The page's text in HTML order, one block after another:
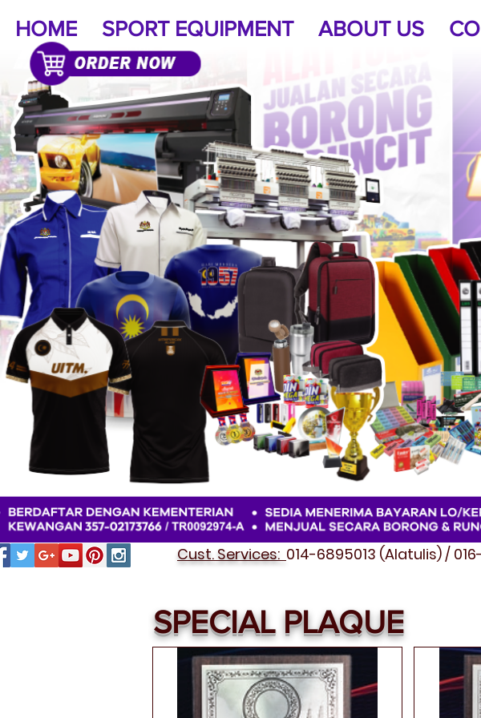
HOME SPORT EQUIPMENT ABOUT US
Cust. Services: 014-6895013 (Alatulis) /
SPECIAL PLAQUE